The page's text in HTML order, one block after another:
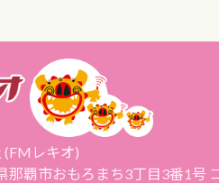
(FMレキオ)
那覇市おもろまち3丁目3番1号